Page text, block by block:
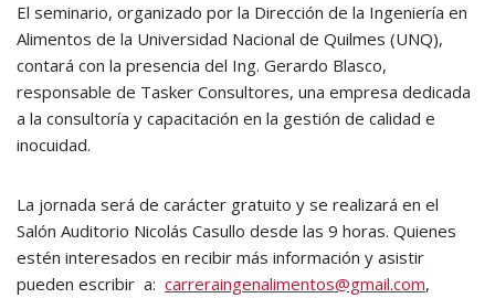
El seminario, organizado por la Dirección de la Ingeniería en
Alimentos de la Universidad Nacional de Quilmes (UNQ),
contará con la presencia del Ing. Gerardo Blasco,
responsable de Tasker Consultores, una empresa dedicada
a la consultoría y capacitación en la gestión de calidad e
inocuidad.
La jornada será de carácter gratuito y se realizará en el
Salón Auditorio Nicolás Casullo desde las 9 horas. Quienes
estén interesados en recibir más información y asistir
pueden escribir a: carreraingenalimentos@gmail.com,